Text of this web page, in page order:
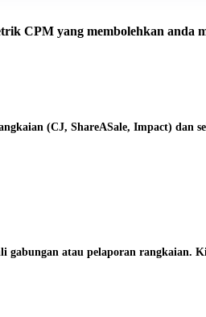
CPM yang membolehkan anda
(CJ, ShareASale, Impact) dan
atau pelaporan rangkaian.